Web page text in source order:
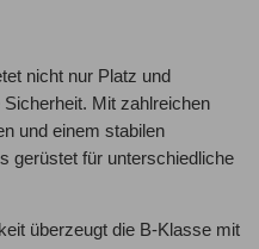
nicht nur Platz und
Mit zahlreichen
und einem stabilen
gerüstet für unterschiedliche
überzeugt die B-Klasse mit